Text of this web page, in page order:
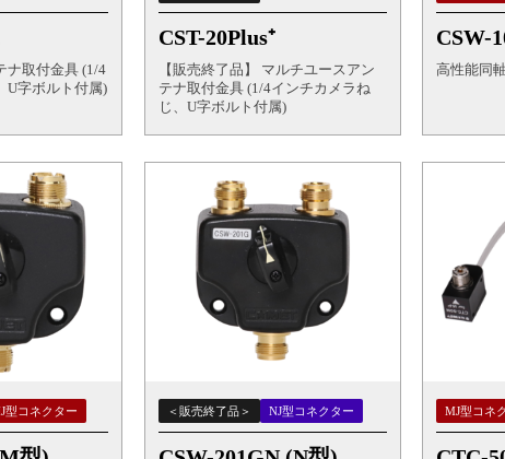
ナ取付金具 (1/4
U字ボルト付属)
CST-20Plus⁺
【販売終了品】 マルチユースアン
テナ取付金具 (1/4インチカメラね
じ、U字ボルト付属)
CSW-
高性能同
型コネクター ＜販売終了品＞ NJ型コネクター MJ型コネ